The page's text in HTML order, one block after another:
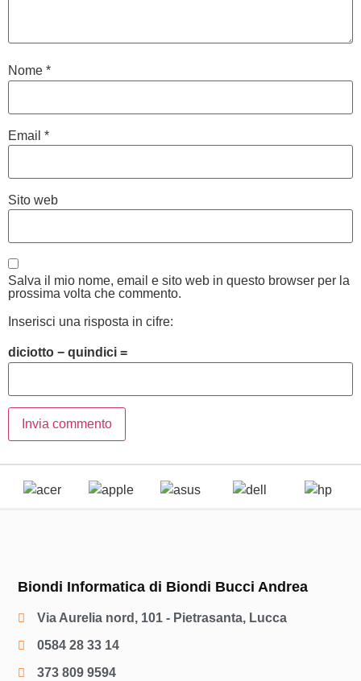
Nome *
Email *
Sito web
Salva il mio nome, email e sito web in questo browser per la
prossima volta che commento.
Inserisci una risposta in cifre:
diciotto − quindici =
Biondi Informatica di Biondi Bucci Andrea
Via Aurelia nord, 101 - Pietrasanta, Lucca
0584 28 33 14
373 809 9594